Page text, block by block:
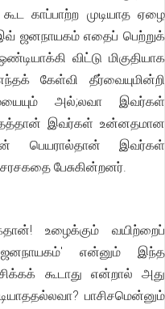
காப்பாற்ற முடியாத ஏழை
ஜனநாயகம் எதைப் பெற்றுக்
விட்டு மிகுதியாக
கேள்வி தீர்வையுமின்றி
அல்;லவா இவர்கள்
இவர்கள் உன்னதமான
பெயரால்தான் இவர்கள்
பேசுகின்றனர்.
உழைக்கும் வயிற்றைப்
என்னும் இந்த
கூடாது என்றால் அது
பாசிசமென்னும்